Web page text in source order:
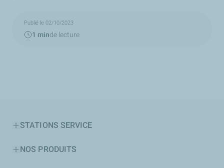
Publié le 02/10/2023
1 minde lecture
STATIONS SERVICE
NOS PRODUITS